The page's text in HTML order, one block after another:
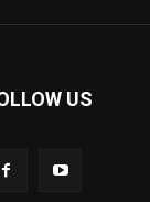
US